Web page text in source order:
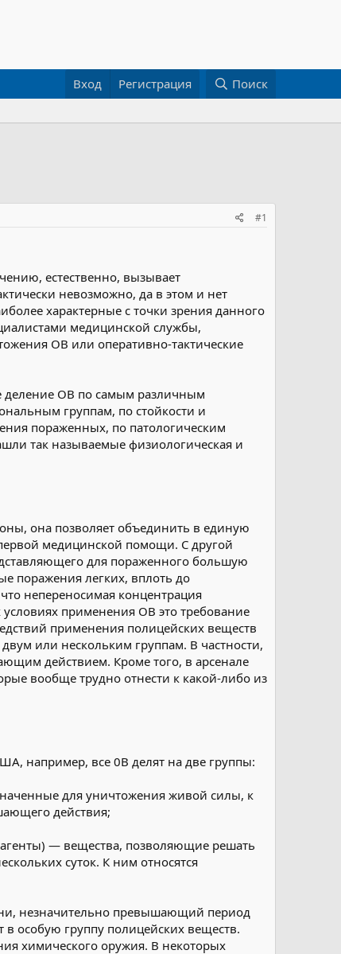
Вход Регистрация Поиск
#1
естественно, вызывает
невозможно, да в этом и нет
характерные с точки зрения данного
медицинской службы,
ОВ или оперативно-тактические
деление ОВ по самым различным
группам, по стойкости и
пораженных, по патологическим
так называемые физиологическая и
она позволяет объединить в единую
медицинской помощи. С другой
для пораженного большую
поражения легких, вплоть до
непереносимая концентрация
применения ОВ это требование
применения полицейских веществ
или нескольким группам. В частности,
действием. Кроме того, в арсенале
вообще трудно отнести к какой-либо из
например, все 0В делят на две группы:
для уничтожения живой силы, к
действия;
— вещества, позволяющие решать
суток. К ним относятся
незначительно превышающий период
особую группу полицейских веществ.
химического оружия. В некоторых